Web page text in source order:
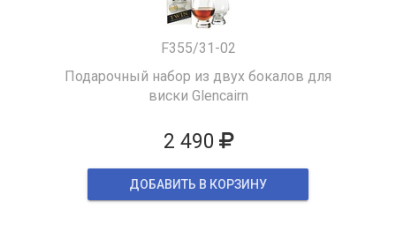
F355/31-02
Подарочный набор из двух бокалов для
виски Glencairn
2 490
ДОБАВИТЬ В КОРЗИНУ